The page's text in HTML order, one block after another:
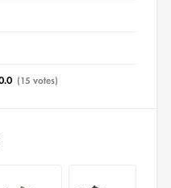
(15 votes)